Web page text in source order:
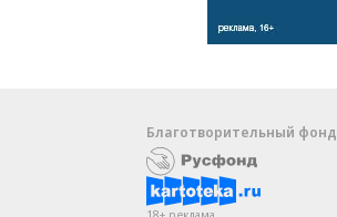
Благотворительный фонд